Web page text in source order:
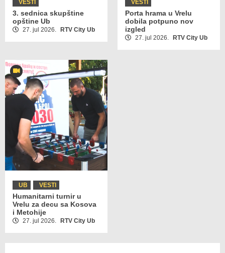
VESTI
3. sednica skupštine
opštine Ub
27. jul 2026. RTV City Ub
VESTI
Porta hrama u Vrelu
dobila potpuno nov
izgled
27. jul 2026. RTV City Ub
UB VESTI
Humanitarni turnir u
Vrelu za decu sa Kosova
i Metohije
27. jul 2026. RTV City Ub